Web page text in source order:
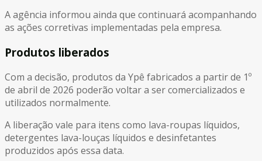
A agência informou ainda que continuará acompanhando
as ações corretivas implementadas pela empresa.
Produtos liberados
Com a decisão, produtos da Ypê fabricados a partir de 1º
de abril de 2026 poderão voltar a ser comercializados e
utilizados normalmente.
A liberação vale para itens como lava-roupas líquidos,
detergentes lava-louças líquidos e desinfetantes
produzidos após essa data.